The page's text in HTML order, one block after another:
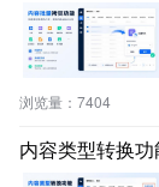
浏览量： 7404
内容类型转换